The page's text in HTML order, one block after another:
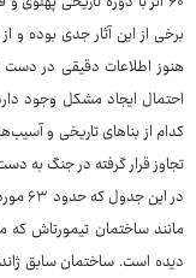
برخی از این آثار جدی بوده
هنوز اطلاعات دقیقی در دست
احتمال ایجاد مشکل وجود
کدام از بناهای تاریخی و
تجاوز قرار گرفته در جنگ به
در
مانند ساختمان تیمورتاش که
دیده است. ساختمان سابق